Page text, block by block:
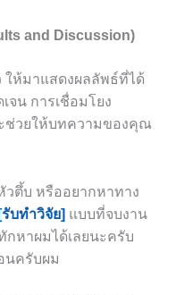
and Discussion)
ให้มาแสดงผลลัพธ์ที่ได้
จน การเชื่อมโยง
ช่วยให้บทความของคุณ
ตึ้บ หรืออยากหาทาง
[รับทำวิจัย] แบบที่จบงาน
กหาผมได้เลยนะครับ
นครับผม